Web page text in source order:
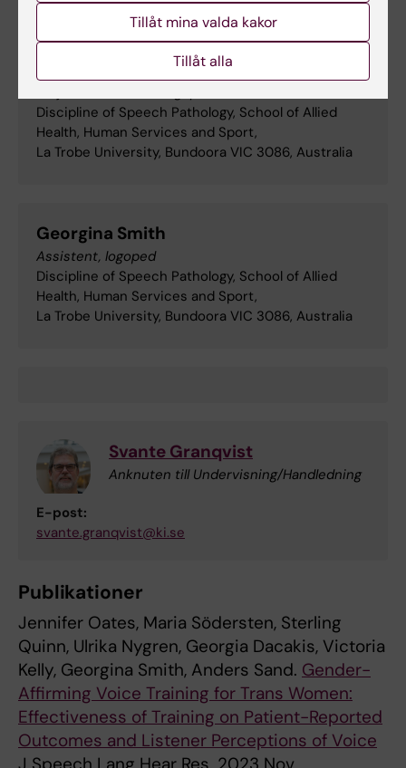
Discipline of Speech Pathology, School of Allied
Health, Human Services and Sport,
La Trobe University, Bundoora VIC 3086, Australia
Georgina Smith
Assistent, logoped
Discipline of Speech Pathology, School of Allied
Health, Human Services and Sport,
La Trobe University, Bundoora VIC 3086, Australia
Svante Granqvist
Anknuten till Undervisning/Handledning
E-post:
svante.granqvist@ki.se
Publikationer
Jennifer Oates, Maria Södersten, Sterling
Quinn, Ulrika Nygren, Georgia Dacakis, Victoria
Kelly, Georgina Smith, Anders Sand. Gender-
Affirming Voice Training for Trans Women:
Effectiveness of Training on Patient-Reported
Outcomes and Listener Perceptions of Voice
Tillåt mina valda kakor
Tillåt alla